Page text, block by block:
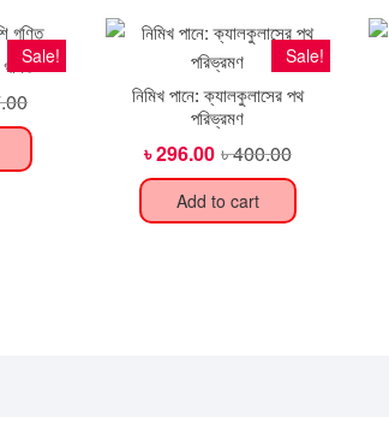
Sale!
গণিত
Original
was:
Current
is:
Sale!
নিমিখ পানে: ক্যালকুলাসের পথ
পরিভ্রমণ
৳400.00Original
was:
৳296.00 Current
is:
Add to cart